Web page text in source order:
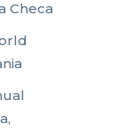
Checa